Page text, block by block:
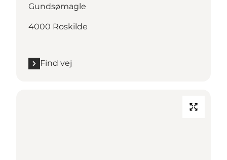
Gundsømagle
4000 Roskilde
Find vej